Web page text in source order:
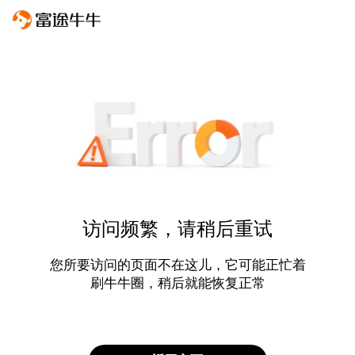
访问频繁，请稍后重试
您所要访问的页面不在这儿，它可能正忙着
刷牛牛圈，稍后就能恢复正常